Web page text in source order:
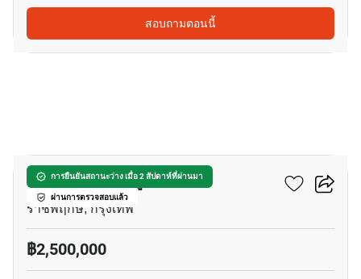
สอบถามตอนนี้
การยืนยันสถานะว่าง เมื่อ 2 สัปดาห์ที่ผ่านมา
ผ่านการตรวจสอบแล้ว
ยู ดีไลท์ ตลาดพลู สเตชั่น
ราชพฤกษ์, กรุงเทพ
฿2,500,000